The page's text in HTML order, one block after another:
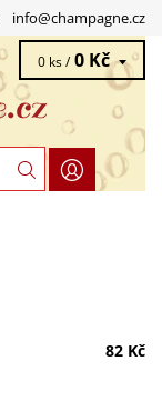
info@champagne.cz
0 ks / 0 Kč
82 Kč